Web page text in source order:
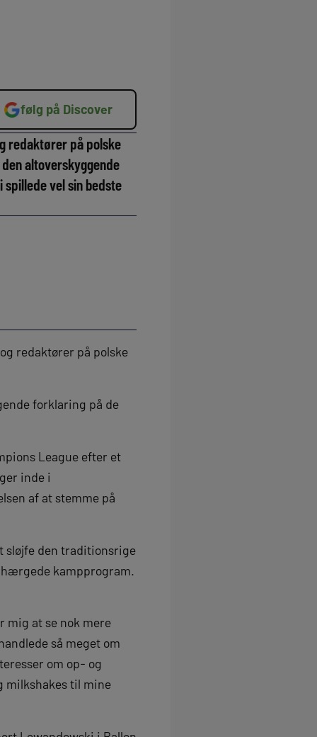
følg på Discover
redaktører på polske
altoverskyggende
vel sin bedste
redaktører på polske
forklaring på de
League efter et
inde i
af at stemme på
sløjfe den traditionsrige
kampprogram.
mig at se nok mere
så meget om
om op- og
milkshakes til mine